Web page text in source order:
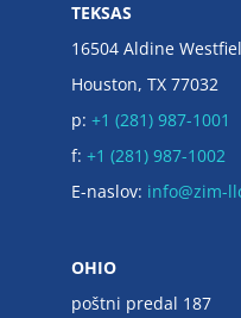
TEKSAS
16504 Aldine
Houston, TX 77032
p: +1 (281) 987-1001
f: +1 (281) 987-1002
E-naslov: info@zim-
OHIO
poštni predal 187